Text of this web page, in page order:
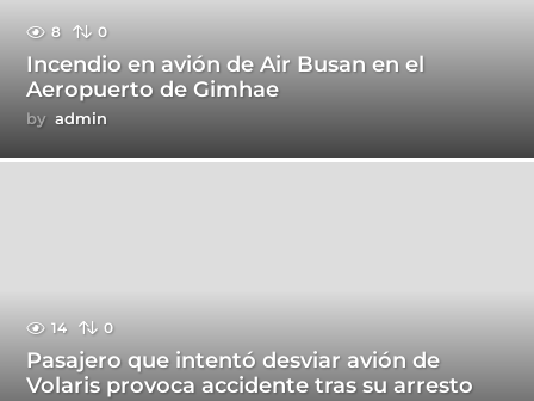
8 0
Incendio en avión de Air Busan en el
Aeropuerto de Gimhae
by admin
14 0
Pasajero que intentó desviar avión de
Volaris provoca accidente tras su arresto